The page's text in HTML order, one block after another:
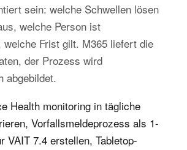
sein: welche Schwellen lösen
welche Person ist
Frist gilt. M365 liefert die
der Prozess wird
abgebildet.
Health monitoring in tägliche
Vorfallsmeldeprozess als 1-
VAIT 7.4 erstellen, Tabletop-